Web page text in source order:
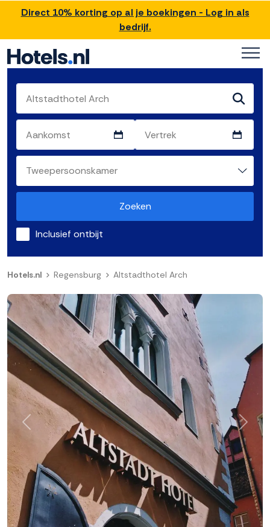
Direct 10% korting op al je boekingen - Log in als
bedrijf.
Zoeken
Inclusief ontbijt
Hotels.nl Regensburg Altstadthotel Arch